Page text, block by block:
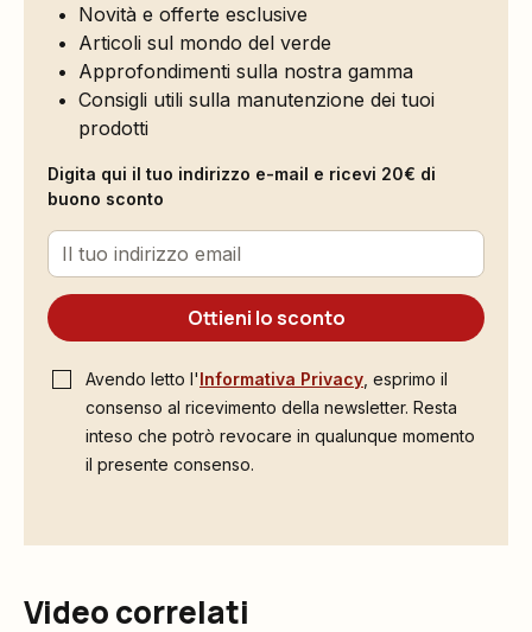
Novità e offerte esclusive
Articoli sul mondo del verde
Approfondimenti sulla nostra gamma
Consigli utili sulla manutenzione dei tuoi
prodotti
Digita qui il tuo indirizzo e-mail e ricevi 20€ di
buono sconto
Ottieni lo sconto
Avendo letto l'Informativa Privacy , esprimo il
consenso al ricevimento della newsletter. Resta
inteso che potrò revocare in qualunque momento
il presente consenso.
Video correlati